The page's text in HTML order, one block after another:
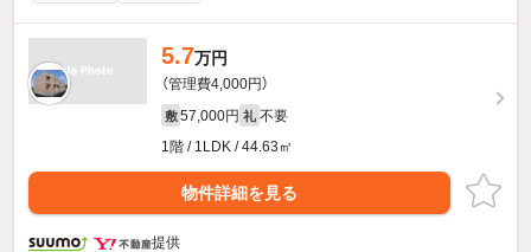
5.7万円
（管理費4,000円）
敷 57,000円 礼 不要
1階 / 1LDK / 44.63㎡
物件詳細を見る
提供